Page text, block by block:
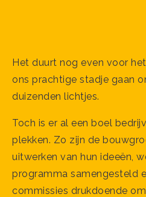
Het duurt nog even voor
ons prachtige stadje gaan
duizenden lichtjes.
Toch is er al een boel
plekken. Zo zijn de
uitwerken van hun ideeën,
programma samengesteld
commissies drukdoende